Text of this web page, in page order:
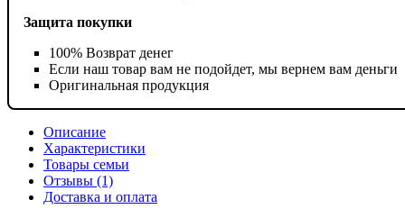
Защита покупки
100% Возврат денег
Если наш товар вам не подойдет, мы вернем вам деньги
Оригинальная продукция
Описание
Характеристики
Товары семьи
Отзывы (1)
Доставка и оплата